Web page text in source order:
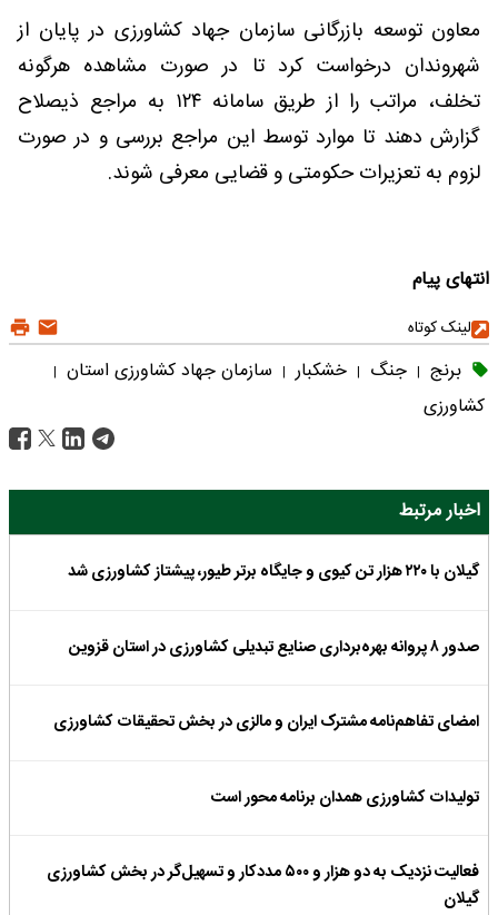
معاون توسعه بازرگانی سازمان جهاد کشاورزی در پایان از
شهروندان درخواست کرد تا در صورت مشاهده هرگونه
تخلف، مراتب را از طریق سامانه ۱۲۴ به مراجع ذیصلاح
گزارش دهند تا موارد توسط این مراجع بررسی و در صورت
لزوم به تعزیرات حکومتی و قضایی معرفی شوند.
انتهای پیام
لینک کوتاه
برنج | جنگ | خشکبار | سازمان جهاد کشاورزی استان |
کشاورزی
اخبار مرتبط
گیلان با ۲۲۰ هزار تن کیوی و جایگاه برتر طیور، پیشتاز کشاورزی شد
صدور ۸ پروانه بهره‌برداری صنایع تبدیلی کشاورزی در استان قزوین
امضای تفاهم‌نامه مشترک ایران و مالزی در بخش تحقیقات کشاورزی
تولیدات کشاورزی همدان برنامه محور است
فعالیت نزدیک به دو هزار و ۵۰۰ مددکار و تسهیل‌گر در بخش کشاورزی
گیلان